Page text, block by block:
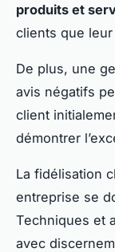
produits et
clients que
De plus, une
avis négatifs
client
démontrer
La fidélisation
entreprise se
Techniques et
avec